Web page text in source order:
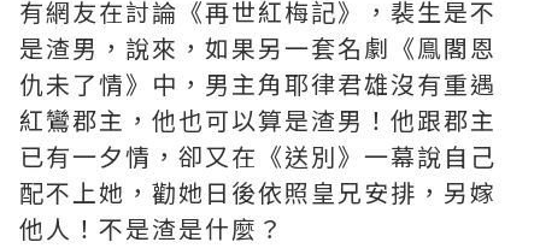
有網友在討論《再世紅梅記》，裴生是不
是渣男，說來，如果另一套名劇《鳯閣恩
仇未了情》中，男主角耶律君雄沒有重遇
紅鸞郡主，他也可以算是渣男！他跟郡主
已有一夕情，卻又在《送別》一幕說自己
配不上她，勸她日後依照皇兄安排，另嫁
他人！不是渣是什麼？ ​​​